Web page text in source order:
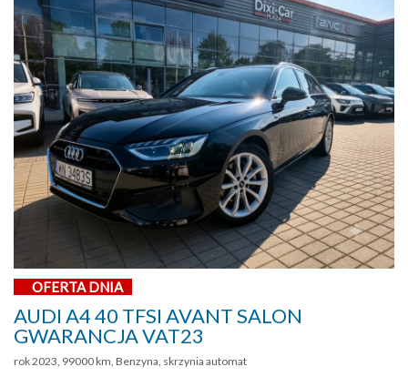
OFERTA DNIA
AUDI A4 40 TFSI AVANT SALON
GWARANCJA VAT23
rok 2023, 99000 km, Benzyna, skrzynia automat